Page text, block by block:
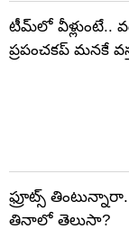
టీమ్‌లో వీళ్లుంటే..
ప్రపంచకప్‌ మనకే
ఫ్రూట్స్‌
తినాలో తెలుసా?